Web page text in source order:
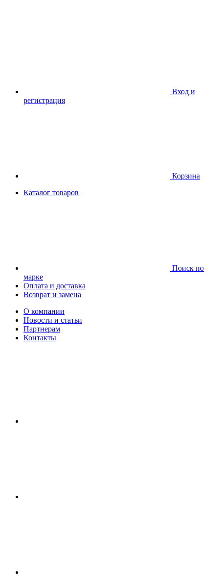
Вход и
регистрация
Корзина
Каталог товаров
Поиск по
марке
Оплата и доставка
Возврат и замена
О компании
Новости и статьи
Партнерам
Контакты